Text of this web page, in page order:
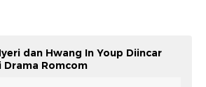
dan Hwang In Youp Diincar
Drama Romcom